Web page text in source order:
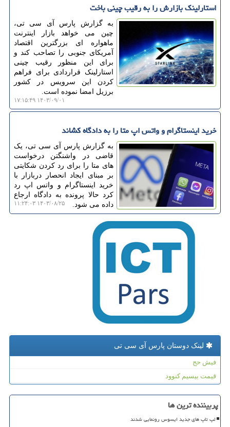
استارلینک بازارش را به رقیب چینی باخت
به گزارش پارس آی سی تی،
چین می خواهد بازار اینترنت
ماهواره ای بزرگترین اقتصاد
آمریکای جنوبی را تصاحب کند و
برای این منظور رقیب چینی
استارلینک قراردادی برای فراهم
کردن این سرویس در کشور
برزیل امضا نموده است.
۱۴۰۳/۰۹/۰۱ ۱۷:۱۵:۴۹
خرید اینستاگرام و واتس اپ متا را به دادگاه کشاند
به گزارش پارس آی سی تی، یک
قاضی در واشنگتن درخواست
های متا را برای رد کردن شکایتی
بر مبنای ایجاد انحصار دربازار با
خرید اینستاگرام و واتس اپ رد
کرد حالا پرونده به دادگاه ارجاع
داده می شود.
۱۴۰۳/۰۸/۲۵ ۱۱:۲۴:۰۳
لینک دوستان پارس آی سی تی
فیش حج
قیمت بیسیم کنوود
پربیننده ترین ها
لپ تاپ های جدید ایسوس رونمایی شدند